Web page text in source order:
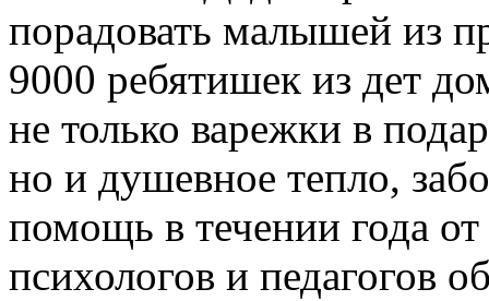
порадовать малышей из
9000 ребятишек из дет
не только варежки в
но и душевное тепло,
помощь в течении года
психологов и педагогов